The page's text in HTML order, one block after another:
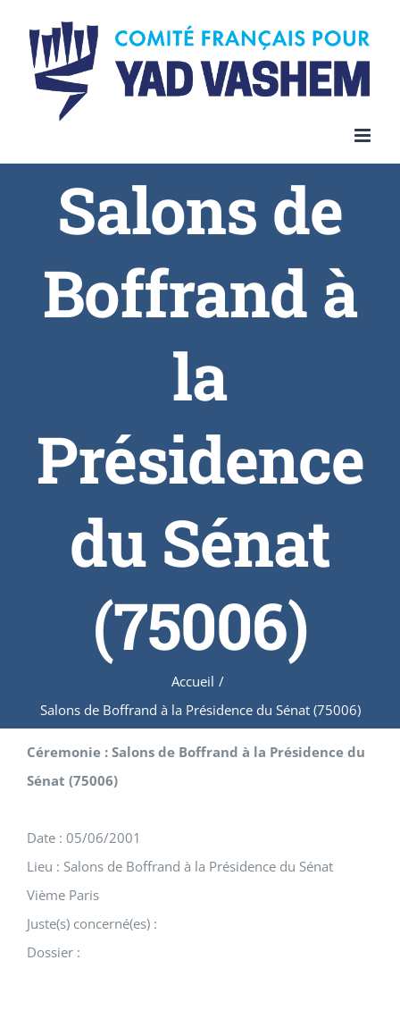
content
Salons de
Boffrand à
la
Présidence
du Sénat
(75006)
Accueil /
Salons de Boffrand à la Présidence du Sénat (75006)
Céremonie : Salons de Boffrand à la Présidence du
Sénat (75006)
Date : 05/06/2001
Lieu : Salons de Boffrand à la Présidence du Sénat
Vième Paris
Juste(s) concerné(es) :
Dossier :